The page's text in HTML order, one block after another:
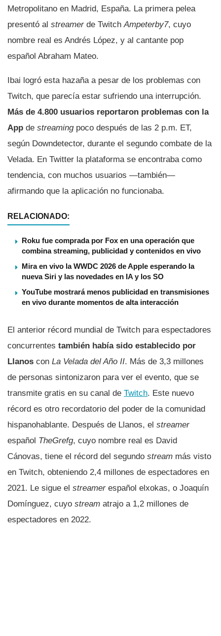
Metropolitano en Madrid, España. La primera pelea
presentó al streamerde Twitch Ampeterby7, cuyo
nombre real es Andrés López, y al cantante pop
español Abraham Mateo.
Ibai logró esta hazaña a pesar de los problemas con
Twitch, que parecía estar sufriendo una interrupción.
Más de 4.800 usuarios reportaron problemas con la
App de streamingpoco después de las 2 p.m. ET,
según Downdetector, durante el segundo combate de la
Velada. En Twitter la plataforma se encontraba como
tendencia, con muchos usuarios —también—
afirmando que la aplicación no funcionaba.
RELACIONADO:
Roku fue comprada por Fox en una operación que
combina streaming, publicidad y contenidos en vivo
Mira en vivo la WWDC 2026 de Apple esperando la
nueva Siri y las novedades en IA y los SO
YouTube mostrará menos publicidad en transmisiones
en vivo durante momentos de alta interacción
El anterior récord mundial de Twitch para espectadores
concurrentes también había sido establecido por
Llanos con La Velada del Año II. Más de 3,3 millones
de personas sintonizaron para ver el evento, que se
transmite gratis en su canal de Twitch. Este nuevo
récord es otro recordatorio del poder de la comunidad
hispanohablante. Después de Llanos, el streamer
español TheGrefg, cuyo nombre real es David
Cánovas, tiene el récord del segundo stream más visto
en Twitch, obteniendo 2,4 millones de espectadores en
2021. Le sigue el streamerespañol elxokas, o Joaquín
Domínguez, cuyo stream atrajo a 1,2 millones de
espectadores en 2022.